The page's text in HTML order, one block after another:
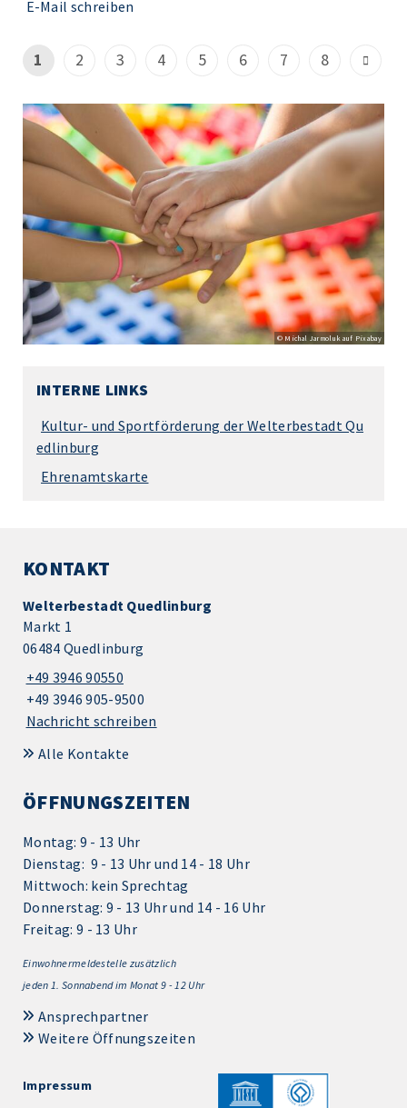
E-Mail schreiben
1 2 3 4 5 6 7 8
© Michal Jarmoluk auf Pixabay
INTERNE LINKS
Kultur- und Sportförderung der Welterbestadt Qu
edlinburg
Ehrenamtskarte
KONTAKT
Welterbestadt Quedlinburg
Markt 1
06484 Quedlinburg
+49 3946 90550
+49 3946 905-9500
Nachricht schreiben
Alle Kontakte
ÖFFNUNGSZEITEN
Montag: 9 - 13 Uhr
Dienstag: 9 - 13 Uhr und 14 - 18 Uhr
Mittwoch: kein Sprechtag
Donnerstag: 9 - 13 Uhr und 14 - 16 Uhr
Freitag: 9 - 13 Uhr
Einwohnermeldestelle zusätzlich
jeden 1. Sonnabend im Monat 9 - 12 Uhr
Ansprechpartner
Weitere Öffnungszeiten
Impressum